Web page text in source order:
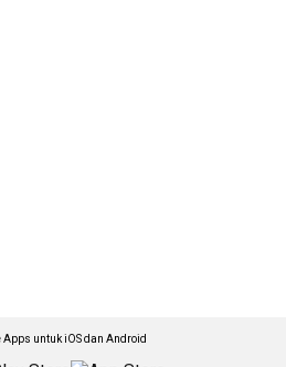
Apps untuk iOS dan Android